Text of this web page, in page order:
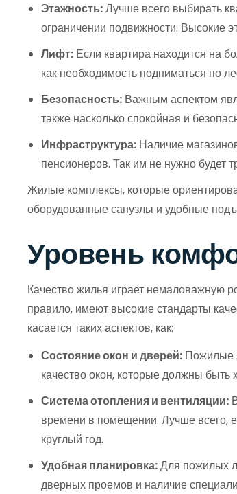
Этажность:Лучше всего выбирать
ограничении подвижности. Высокие
Лифт: Если квартира находится на
как необходимость подниматься по
Безопасность: Важным аспектом
также насколько спокойная и
Инфраструктура: Наличие
пенсионеров. Так им не нужно будет
Жилые комплексы, которые
оборудованные санузлы и удобные
Уровень
Качество жилья играет немаловажную
правило, имеют высокие стандарты
касается таких аспектов, как:
Состояние окон и дверей: Пожилые
качество окон, которые должны
Система отопления и вентиляции:
времени в помещении. Лучше всего,
круглый год.
Удобная планировка:Для пожилых
дверных проемов и наличие